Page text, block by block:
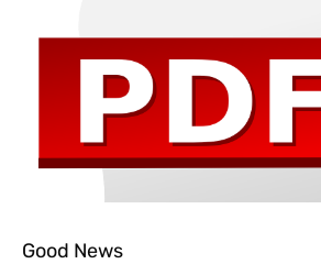
Good News